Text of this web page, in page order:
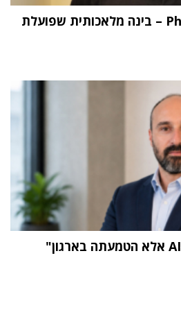
"העתיד הוא Physical AI – בינה מלאכותית שפועלת